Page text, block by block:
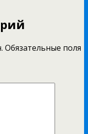
Обязательные поля